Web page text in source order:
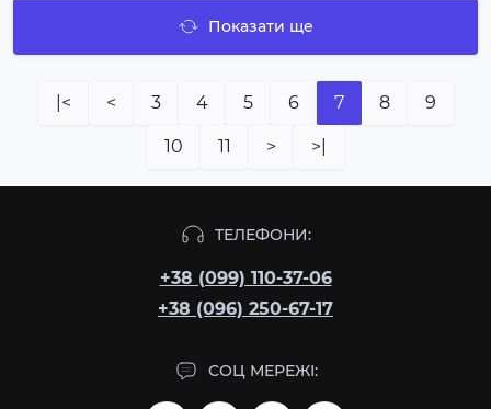
Показати ще
|< < 3 4 5 6 7 8 9
10 11 > >|
ТЕЛЕФОНИ:
+38 (099) 110-37-06
+38 (096) 250-67-17
СОЦ МЕРЕЖІ: